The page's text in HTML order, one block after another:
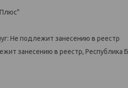
Не подлежит занесению в реестр
занесению в реестр, Республика